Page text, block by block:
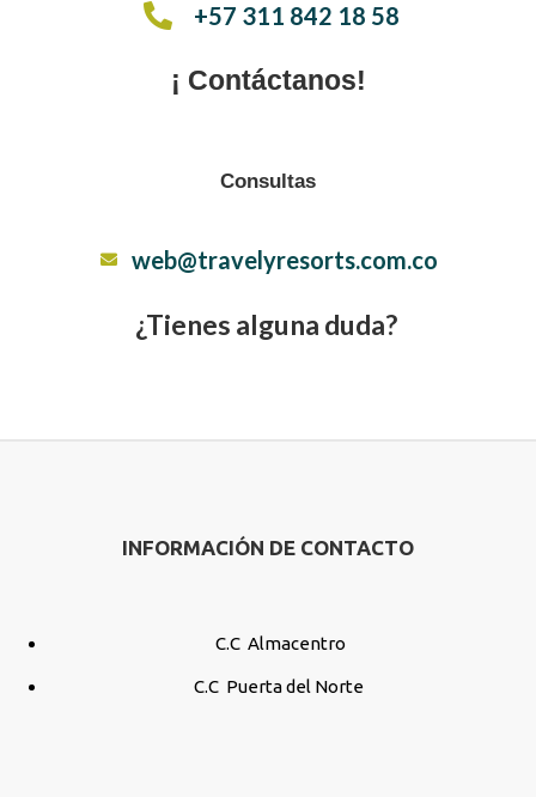
+57 311 842 18 58
¡ Contáctanos!
Consultas
web@travelyresorts.com.co
¿Tienes alguna duda?
INFORMACIÓN DE CONTACTO
C.C Almacentro
C.C Puerta del Norte